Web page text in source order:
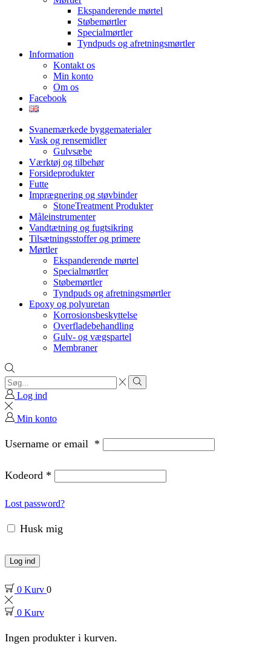
Ekspanderende mørtel
Støbemørtler
Specialmørtler
Tyndpuds og afretningsmørtler
Information
Kontakt os
Min konto
Om os
Facebook
Svanemærkede byggematerialer
Vask og rensemidler
Gulvsæbe
Værktøj og tilbehør
Forsideprodukter
Futte
Imprægnering og støvbinder
StoneTreatment Produkter
Måleinstrumenter
Vandtætning og fugtsikring
Tilsætningsstoffer og primere
Mørtler
Ekspanderende mørtel
Specialmørtler
Støbemørtler
Tyndpuds og afretningsmørtler
Epoxy og polyuretan
Korrosionsbeskyttelse
Overfladebehandling
Gulv- og vægspartel
Membraner
Search
input
Search
Log ind
Min konto
Username or email *
Kodeord *
Lost password?
Husk mig
Log ind
0 Kurv 0
0 Kurv
Ingen produkter i kurven.